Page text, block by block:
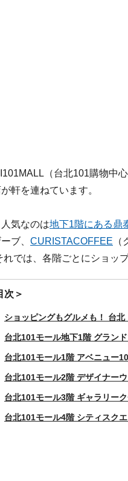
（台北101購物中
軒を連ねています。
気なのは地下1階にある鼎
ブ、 CURISTACOFFEE
れでは、各階ごとにショッ
次＞
ショッピングもグルメも！ 台
台北101モール地下1階 グラン
台北101モール1階 アベニュー
台北101モール2階 デザイナー
台北101モール3階 ギャラリー
台北101モール4階 シティスク